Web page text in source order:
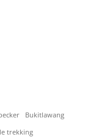
Bukitlawang
trekking